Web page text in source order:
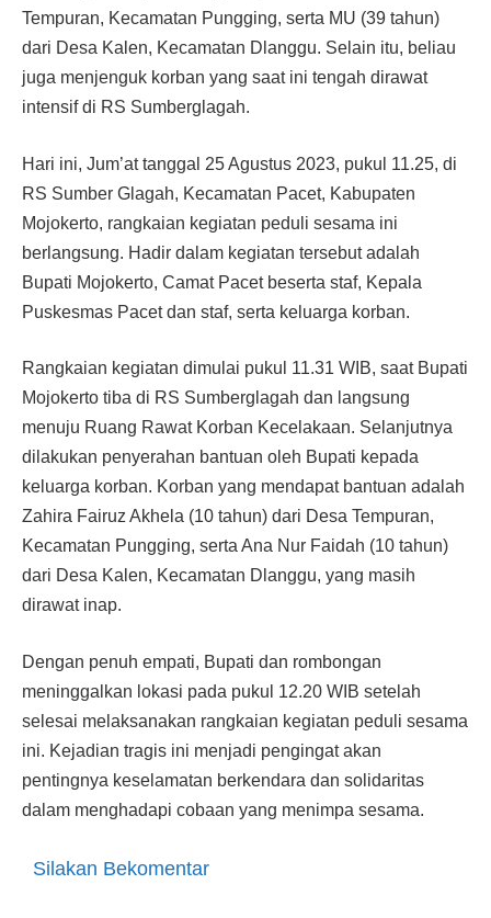
Tempuran, Kecamatan Pungging, serta MU (39 tahun)
dari Desa Kalen, Kecamatan Dlanggu. Selain itu, beliau
juga menjenguk korban yang saat ini tengah dirawat
intensif di RS Sumberglagah.
Hari ini, Jum’at tanggal 25 Agustus 2023, pukul 11.25, di
RS Sumber Glagah, Kecamatan Pacet, Kabupaten
Mojokerto, rangkaian kegiatan peduli sesama ini
berlangsung. Hadir dalam kegiatan tersebut adalah
Bupati Mojokerto, Camat Pacet beserta staf, Kepala
Puskesmas Pacet dan staf, serta keluarga korban.
Rangkaian kegiatan dimulai pukul 11.31 WIB, saat Bupati
Mojokerto tiba di RS Sumberglagah dan langsung
menuju Ruang Rawat Korban Kecelakaan. Selanjutnya
dilakukan penyerahan bantuan oleh Bupati kepada
keluarga korban. Korban yang mendapat bantuan adalah
Zahira Fairuz Akhela (10 tahun) dari Desa Tempuran,
Kecamatan Pungging, serta Ana Nur Faidah (10 tahun)
dari Desa Kalen, Kecamatan Dlanggu, yang masih
dirawat inap.
Dengan penuh empati, Bupati dan rombongan
meninggalkan lokasi pada pukul 12.20 WIB setelah
selesai melaksanakan rangkaian kegiatan peduli sesama
ini. Kejadian tragis ini menjadi pengingat akan
pentingnya keselamatan berkendara dan solidaritas
dalam menghadapi cobaan yang menimpa sesama.
Silakan Bekomentar